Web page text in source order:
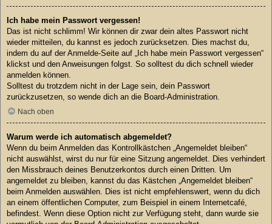
Ich habe mein Passwort vergessen!
Das ist nicht schlimm! Wir können dir zwar dein altes Passwort nicht
wieder mitteilen, du kannst es jedoch zurücksetzen. Dies machst du,
indem du auf der Anmelde-Seite auf „Ich habe mein Passwort vergessen“
klickst und den Anweisungen folgst. So solltest du dich schnell wieder
anmelden können.
Solltest du trotzdem nicht in der Lage sein, dein Passwort
zurückzusetzen, so wende dich an die Board-Administration.
Nach oben
Warum werde ich automatisch abgemeldet?
Wenn du beim Anmelden das Kontrollkästchen „Angemeldet bleiben“
nicht auswählst, wirst du nur für eine Sitzung angemeldet. Dies verhindert
den Missbrauch deines Benutzerkontos durch einen Dritten. Um
angemeldet zu bleiben, kannst du das Kästchen „Angemeldet bleiben“
beim Anmelden auswählen. Dies ist nicht empfehlenswert, wenn du dich
an einem öffentlichen Computer, zum Beispiel in einem Internetcafé,
befindest. Wenn diese Option nicht zur Verfügung steht, dann wurde sie